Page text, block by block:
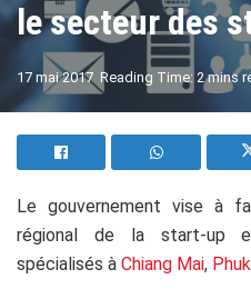
le secteur des
17 mai 2017 Reading Time: 2 mins
Le gouvernement vise à
régional de la start-up
spécialisés à Chiang Mai,